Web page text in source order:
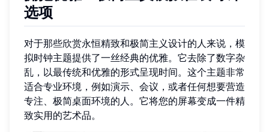
选项
对于那些欣赏永恒精致和极简主义设计的人来说，模
拟时钟主题提供了一丝经典的优雅。它去除了数字杂
乱，以最传统和优雅的形式呈现时间。这个主题非常
适合专业环境，例如演示、会议，或者任何想要营造
专注、极简桌面环境的人。它将您的屏幕变成一件精
致实用的艺术品。